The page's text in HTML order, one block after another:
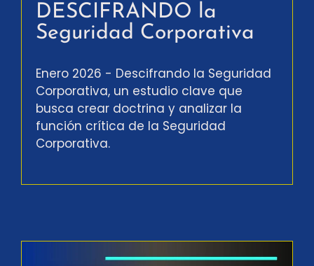
DESCIFRANDO la
Seguridad Corporativa
Enero 2026 - Descifrando la Seguridad
Corporativa, un estudio clave que
busca crear doctrina y analizar la
función crítica de la Seguridad
Corporativa.